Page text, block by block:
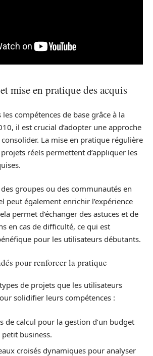
mise en pratique des acquis
compétences de base grâce à la
il est crucial d’adopter une approche
La mise en pratique régulière
réels permettent d’appliquer les
groupes ou des communautés en
peut également enrichir l’expérience
permet d’échanger des astuces et de
en cas de difficulté, ce qui est
pour les utilisateurs débutants.
pour renforcer la pratique
de projets que les utilisateurs
solidifier leurs compétences :
de calcul pour la gestion d’un budget
business.
croisés dynamiques pour analyser